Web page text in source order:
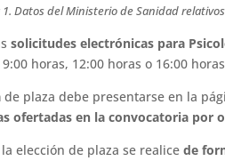
1. Datos del Ministerio de Sanidad
solicitudes electrónicas para
horas, 12:00 horas o 16:00
de plaza debe presentarse en la
ofertadas en la convocatoria por
elección de plaza se realicede